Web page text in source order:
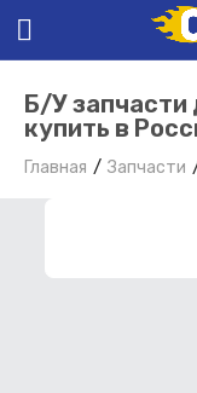
Б/У запчасти
купить в
Главная Запчасти